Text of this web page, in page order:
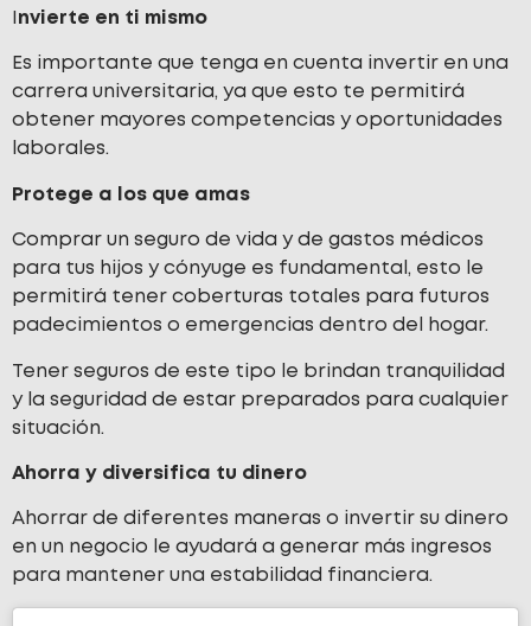
nvierte en ti mismo
Es importante que tenga en cuenta invertir en una
carrera universitaria, ya que esto te permitirá
obtener mayores competencias y oportunidades
laborales.
Protege a los que amas
Comprar un seguro de vida y de gastos médicos
para tus hijos y cónyuge es fundamental, esto le
permitirá tener coberturas totales para futuros
padecimientos o emergencias dentro del hogar.
Tener seguros de este tipo le brindan tranquilidad
y la seguridad de estar preparados para cualquier
situación.
Ahorra y diversifica tu dinero
Ahorrar de diferentes maneras o invertir su dinero
en un negocio le ayudará a generar más ingresos
para mantener una estabilidad financiera.